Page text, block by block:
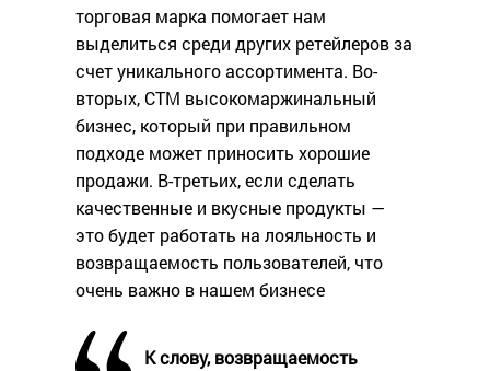
торговая марка помогает нам
выделиться среди других ретейлеров за
счет уникального ассортимента. Во-
вторых, СТМ высокомаржинальный
бизнес, который при правильном
подходе может приносить хорошие
продажи. В-третьих, если сделать
качественные и вкусные продукты —
это будет работать на лояльность и
возвращаемость пользователей, что
очень важно в нашем бизнесе
К слову, возвращаемость